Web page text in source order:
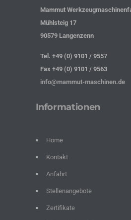
Mammut
Mühlsteig 17
90579 Langenzenn
Tel. +49 (0) 9101 / 9557
Fax +49 (0) 9101 / 9563
info@mammut-maschinen.de
Informationen
Home
Kontakt
Anfahrt
Stellenangebote
Zertifikate